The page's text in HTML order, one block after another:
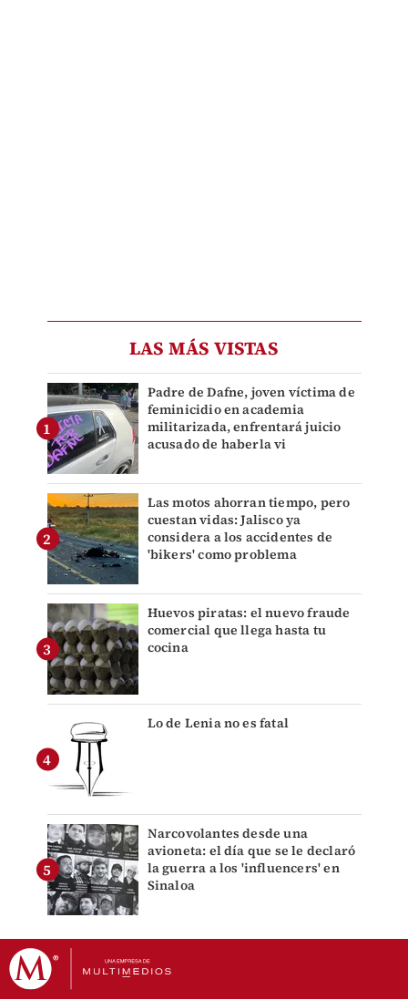
LAS MÁS VISTAS
Padre de Dafne, joven víctima de
feminicidio en academia
militarizada, enfrentará juicio
acusado de haberla vi
Las motos ahorran tiempo, pero
cuestan vidas: Jalisco ya
considera a los accidentes de
'bikers' como problema
Huevos piratas: el nuevo fraude
comercial que llega hasta tu
cocina
Lo de Lenia no es fatal
Narcovolantes desde una
avioneta: el día que se le declaró
la guerra a los 'influencers' en
Sinaloa